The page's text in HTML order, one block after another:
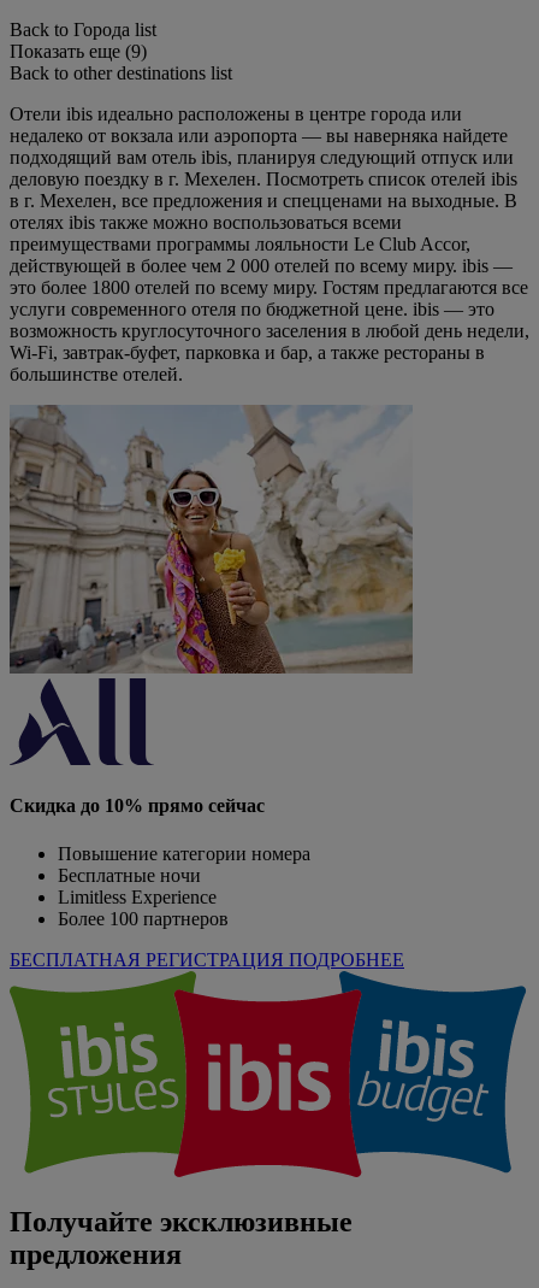
Back to Города list
Показать еще (9)
Back to other destinations list
Отели ibis идеально расположены в центре города или
недалеко от вокзала или аэропорта — вы наверняка найдете
подходящий вам отель ibis, планируя следующий отпуск или
деловую поездку в г. Мехелен. Посмотреть список отелей ibis
в г. Мехелен, все предложения и спецценами на выходные. В
отелях ibis также можно воспользоваться всеми
преимуществами программы лояльности Le Club Accor,
действующей в более чем 2 000 отелей по всему миру. ibis —
это более 1800 отелей по всему миру. Гостям предлагаются все
услуги современного отеля по бюджетной цене. ibis — это
возможность круглосуточного заселения в любой день недели,
Wi-Fi, завтрак-буфет, парковка и бар, а также рестораны в
большинстве отелей.
Скидка до 10% прямо сейчас
Повышение категории номера
Бесплатные ночи
Limitless Experience
Более 100 партнеров
БЕСПЛАТНАЯ РЕГИСТРАЦИЯ ПОДРОБНЕЕ
Получайте эксклюзивные
предложения